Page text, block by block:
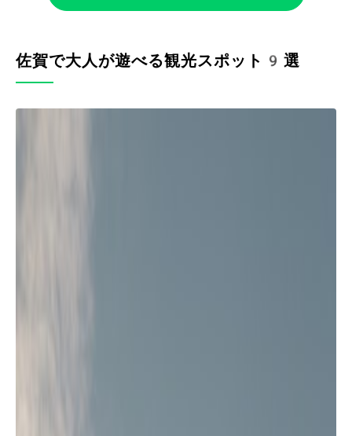
佐賀で大人が遊べる観光スポット9選